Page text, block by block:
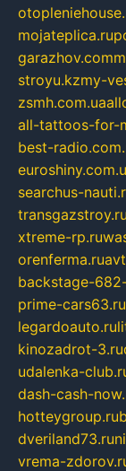
mojateplica.ru
garazhov.com
stroyu.kzmy-
zsmh.com.ua
all-tattoos-for-
best-
searchus-
transgazstroy.ru
xtreme-rp.ru
orenferma.ru
backstage-
prime-cars63.ru
legardoauto.ru
kinozadrot-3.ru
udalenka-
dash-cash-
hotteygroup.ru
dveriland73.ru
vrema-